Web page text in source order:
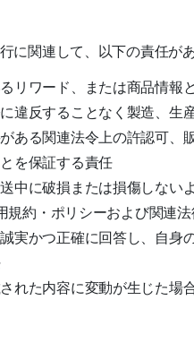
に関連して、以下の責任が
リワード、または商品情
違反することなく製造、
ある関連法令上の許認可
を保証する責任
中に破損または損傷しな
規約・ポリシーおよび関連
実かつ正確に回答し、自身
れた内容に変動が生じた